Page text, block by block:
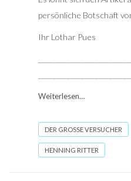
persönliche Botschaft
Ihr Lothar Pues
Weiterlesen…
DER GROSSE VERSUCHER
HENNING RITTER